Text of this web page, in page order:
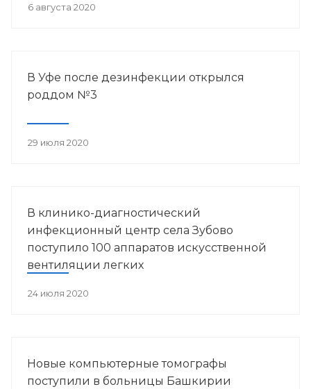
6 августа 2020
В Уфе после дезинфекции открылся
роддом №3
29 июля 2020
В клинико-диагностический
инфекционный центр села Зубово
поступило 100 аппаратов искусственной
вентиляции легких
24 июля 2020
Новые компьютерные томографы
поступили в больницы Башкирии